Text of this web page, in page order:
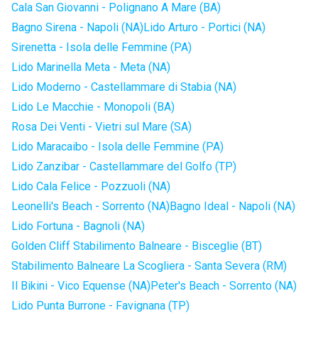
Cala San Giovanni - Polignano A Mare (BA)
Bagno Sirena - Napoli (NA)Lido Arturo - Portici (NA)
Sirenetta - Isola delle Femmine (PA)
Lido Marinella Meta - Meta (NA)
Lido Moderno - Castellammare di Stabia (NA)
Lido Le Macchie - Monopoli (BA)
Rosa Dei Venti - Vietri sul Mare (SA)
Lido Maracaibo - Isola delle Femmine (PA)
Lido Zanzibar - Castellammare del Golfo (TP)
Lido Cala Felice - Pozzuoli (NA)
Leonelli's Beach - Sorrento (NA)Bagno Ideal - Napoli (NA)
Lido Fortuna - Bagnoli (NA)
Golden Cliff Stabilimento Balneare - Bisceglie (BT)
Stabilimento Balneare La Scogliera - Santa Severa (RM)
Il Bikini - Vico Equense (NA)Peter's Beach - Sorrento (NA)
Lido Punta Burrone - Favignana (TP)